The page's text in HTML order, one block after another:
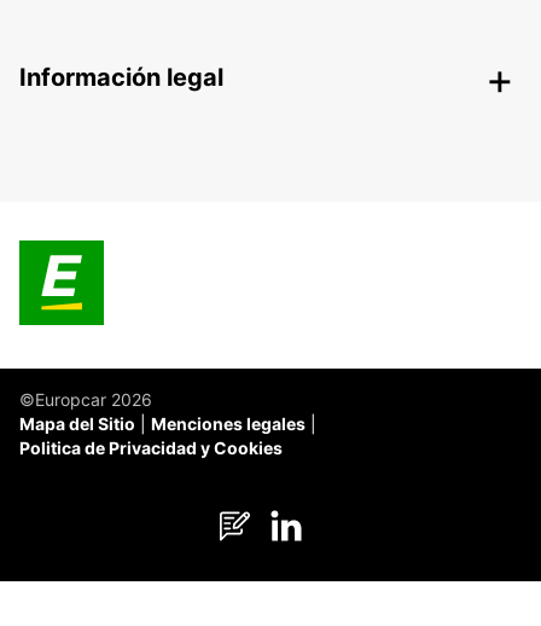
Información legal
©Europcar 2026
Mapa del Sitio
Menciones legales
Politica de Privacidad y Cookies